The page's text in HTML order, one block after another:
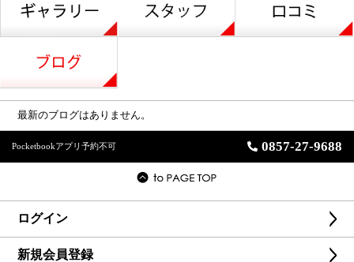
最新のブログはありません。
Pocketbookアプリ予約不可 0857-27-9688
ログイン
新規会員登録